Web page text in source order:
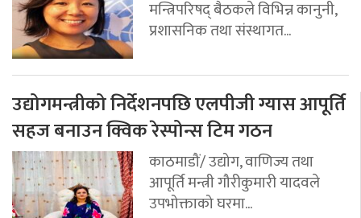
मन्त्रिपरिषद् बैठकले विभिन्न कानुनी,
प्रशासनिक तथा संस्थागत...
उद्योगमन्त्रीको निर्देशनपछि एलपीजी ग्यास आपूर्ति
सहज बनाउन क्विक रेस्पोन्स टिम गठन
काठमाडौं/ उद्योग, वाणिज्य तथा
आपूर्ति मन्त्री गौरीकुमारी यादवले
उपभोक्ताको घरमा...